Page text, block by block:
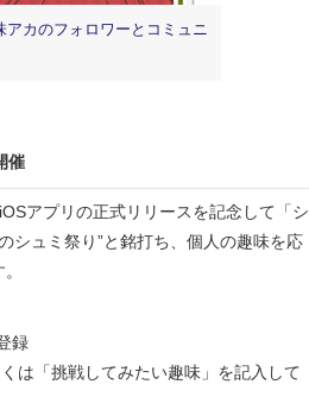
アカのフォロワーとコミュニ
催
アプリの正式リリースを記念して「シ
シュミ祭り”と銘打ち、個人の趣味を応
録
は「挑戦してみたい趣味」を記入して